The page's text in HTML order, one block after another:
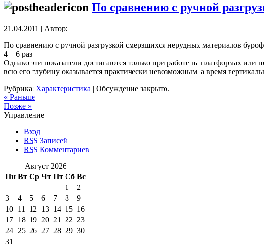
По сравнению с ручной
21.04.2011 | Автор:
По сравнению с ручной разгрузкой смерзшихся нерудных материалов
4—6 раз.
Однако эти показатели достигаются только при работе на платформах
всю его глубину оказывается практически невозможным, а время
Рубрика: Характеристика | Обсуждение закрыто.
« Раньше
Позже »
Управление
Вход
RSS Записей
RSS Комментариев
Август 2026
Пн Вт Ср Чт Пт Сб Вс
1
2
3
4 5 6 7 8
9
10 11 12 13 14 15 16
17 18 19 20 21 22 23
24 25 26 27 28 29 30
31